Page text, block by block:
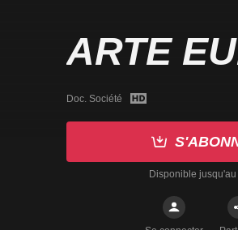
ARTE
Doc. Société
Disponible